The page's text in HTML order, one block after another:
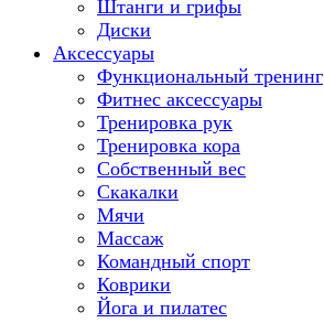
Штанги и грифы
Диски
Аксессуары
Функциональный тренинг
Фитнес аксессуары
Тренировка рук
Тренировка кора
Собственный вес
Скакалки
Мячи
Массаж
Командный спорт
Коврики
Йога и пилатес